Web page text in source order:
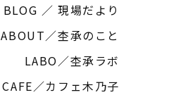
BLOG ／ 現場だより
ABOUT／杢承のこと
LABO／杢承ラボ
CAFE／カフェ木乃子